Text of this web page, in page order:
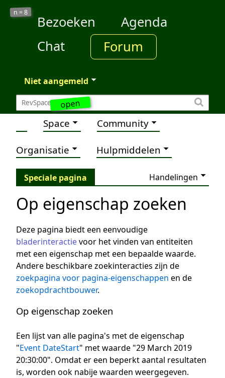
open
n =8
Bezoeken
Agenda
Chat
Forum
Niet aangemeld
Space Community
Organisatie Hulpmiddelen
Speciale pagina Handelingen
Op eigenschap zoeken
Deze pagina biedt een eenvoudige
bladerinteractievoor het vinden van entiteiten
met een eigenschap met een bepaalde waarde.
Andere beschikbare zoekinteracties zijn de
zoekpagina voor pagina-eigenschappen en de
zoekopdrachtbouwer.
Op eigenschap zoeken
Een lijst van alle pagina's met de eigenschap
"Event DateStart" met waarde "29 March 2019
20:30:00". Omdat er een beperkt aantal resultaten
is, worden ook nabije waarden weergegeven.